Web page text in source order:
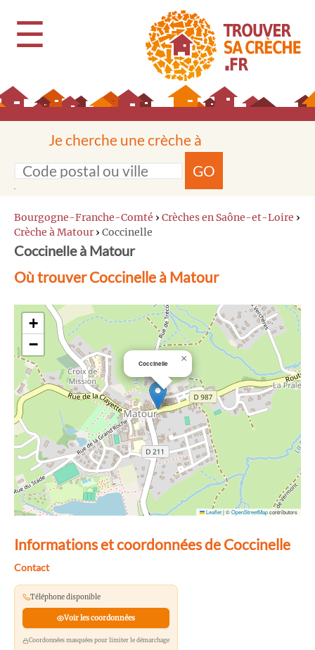
☰
Je cherche une crèche à
GO
Bourgogne-Franche-Comté › Crèches en Saône-et-Loire ›
Crèche à Matour › Coccinelle
Coccinelle à Matour
Où trouver Coccinelle à Matour
Coccinelle ×
+
−
Leaflet|©OpenStreetMapcontributors
Informations et coordonnées de Coccinelle
Contact
Téléphone disponible
Voir les coordonnées
Coordonnées masquées pour limiter le démarchage